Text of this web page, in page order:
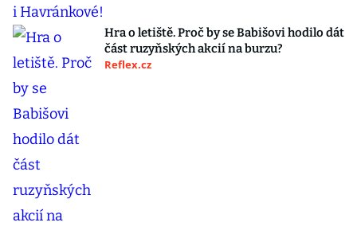
Hra o letiště. Proč by se Babišovi hodilo dát
část ruzyňských akcií na burzu?
Reflex.cz